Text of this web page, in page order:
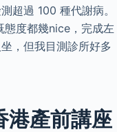
超過 100 種代謝病。
態度都幾nice，完成左
，但我目測診所好多
港產前講座